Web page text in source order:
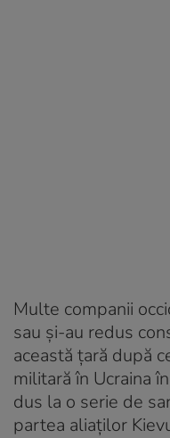
Multe companii
sau și-au redus
această țară după
militară în Ucraina
dus la o serie de
partea aliaților